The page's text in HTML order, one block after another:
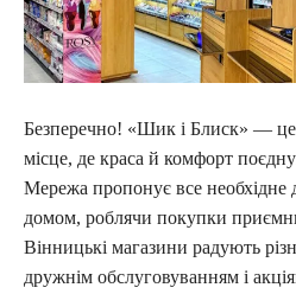
Безперечно! «Шик і Блиск» — це
місце, де краса й комфорт
Мережа пропонує все необхідне
домом, роблячи покупки
Вінницькі магазини радують
дружнім обслуговуванням і